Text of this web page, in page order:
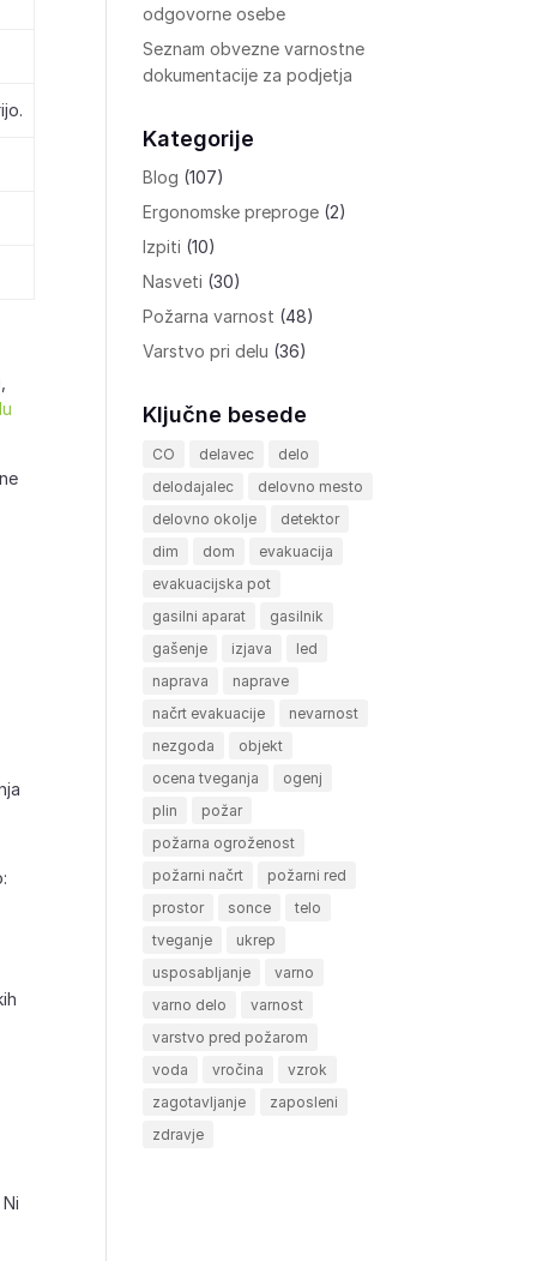
odgovorne osebe
Seznam obvezne varnostne
dokumentacije za podjetja
Kategorije
Blog (107)
Ergonomske preproge (2)
Izpiti (10)
Nasveti (30)
Požarna varnost (48)
Varstvo pri delu (36)
Ključne besede
CO delavec
delo
delodajalec
delovno mesto
delovno okolje
detektor
dim
dom
evakuacija
evakuacijska pot
gasilni aparat
gasilnik
gašenje
izjava
led
naprava
naprave
načrt evakuacije
nevarnost
nezgoda
objekt
ocena tveganja
ogenj
plin
požar
požarna ogroženost
požarni načrt
požarni red
prostor
sonce
telo
tveganje
ukrep
usposabljanje
varno
varno delo
varnost
varstvo pred požarom
voda
vročina
vzrok
zagotavljanje
zaposleni
zdravje